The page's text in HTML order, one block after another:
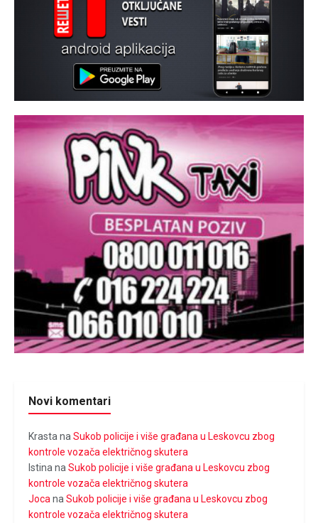
Novi komentari
Krasta na Sukob policije i više građana u Leskovcu zbog
kontrole vozača električnog skutera
Istina na Sukob policije i više građana u Leskovcu zbog
kontrole vozača električnog skutera
Joca na Sukob policije i više građana u Leskovcu zbog
kontrole vozača električnog skutera